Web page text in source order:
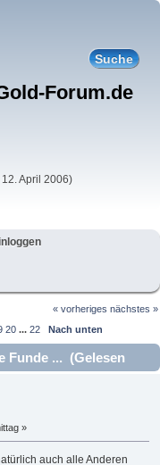
April 2006)
« vorheriges nächstes »
20 ...22 Nach unten
Funde ... (Gelesen
»
auch alle Anderen